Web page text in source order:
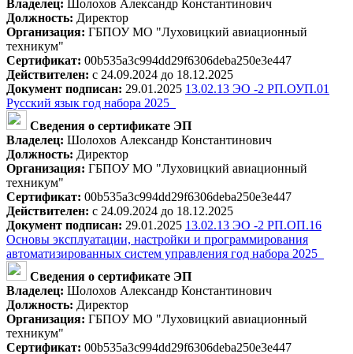
Владелец: Шолохов Александр Константинович
Должность: Директор
Организация: ГБПОУ МО "Луховицкий авиационный
техникум"
Сертификат: 00b535a3c994dd29f6306deba250e3e447
Действителен: с 24.09.2024 до 18.12.2025
Документ подписан: 29.01.2025 13.02.13 ЭО -2 РП.ОУП.01
Русский язык год набора 2025_
Сведения о сертификате ЭП
Владелец: Шолохов Александр Константинович
Должность: Директор
Организация: ГБПОУ МО "Луховицкий авиационный
техникум"
Сертификат: 00b535a3c994dd29f6306deba250e3e447
Действителен: с 24.09.2024 до 18.12.2025
Документ подписан: 29.01.2025 13.02.13 ЭО -2 РП.ОП.16
Основы эксплуатации, настройки и программирования
автоматизированных систем управления год набора 2025_
Сведения о сертификате ЭП
Владелец: Шолохов Александр Константинович
Должность: Директор
Организация: ГБПОУ МО "Луховицкий авиационный
техникум"
Сертификат: 00b535a3c994dd29f6306deba250e3e447